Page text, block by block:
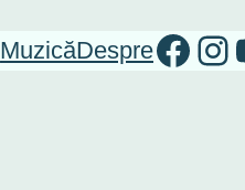
MuzicăDespreRO-mondo's Facebook page
RO-mondo's